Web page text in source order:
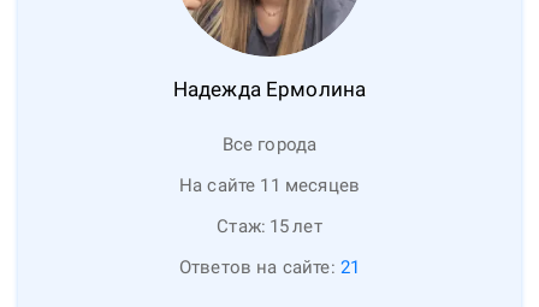
Надежда Ермолина
Все города
На сайте 11 месяцев
Стаж: 15лет
Ответов на сайте: 21